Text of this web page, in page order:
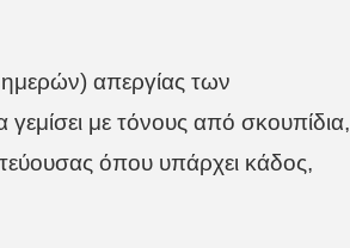
απεργίας των
με τόνους από σκουπίδια,
όπου υπάρχει κάδος,